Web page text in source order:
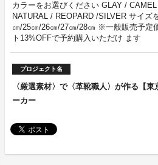
カラーをお選びください GLAY /
NATURAL / REOPARD /SILVER サイズ
㎝/25㎝/26㎝/27㎝/28㎝ ※一般販売予定
ト13%OFFで予約購入いただけ ます
プロジェクト名
〈厳選素材〉で〈革靴職人〉が作る【
ーカー